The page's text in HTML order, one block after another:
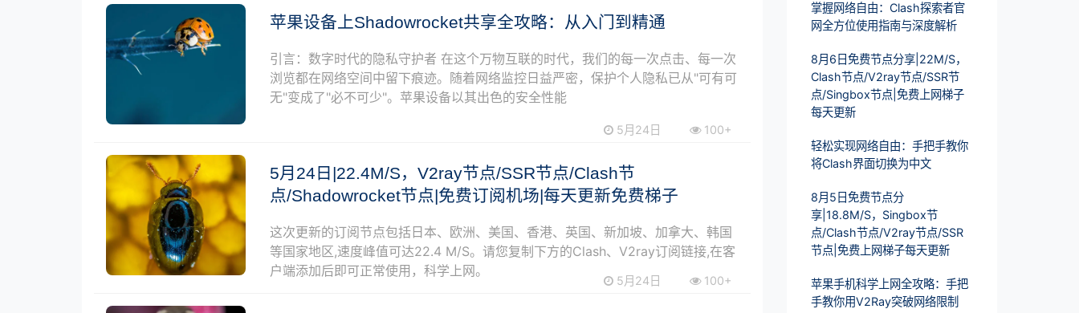
苹果设备上Shadowrocket共享全攻略：从入门到精通
引言：数字时代的隐私守护者 在这个万物互联的时代，我们的每一次点击、每一次
浏览都在网络空间中留下痕迹。随着网络监控日益严密，保护个人隐私已从"可有可
无"变成了"必不可少"。苹果设备以其出色的安全性能
5月24日 100+
5月24日|22.4M/S，V2ray节点/SSR节点/Clash节
点/Shadowrocket节点|免费订阅机场|每天更新免费梯子
这次更新的订阅节点包括日本、欧洲、美国、香港、英国、新加坡、加拿大、韩国
等国家地区,速度峰值可达22.4 M/S。请您复制下方的Clash、V2ray订阅链接,在客
户端添加后即可正常使用，科学上网。
5月24日 100+
掌握网络自由：Clash探索者官
网全方位使用指南与深度解析
8月6日免费节点分享|22M/S，
Clash节点/V2ray节点/SSR节
点/Singbox节点|免费上网梯子
每天更新
轻松实现网络自由：手把手教你
将Clash界面切换为中文
8月5日免费节点分
享|18.8M/S，Singbox节
点/Clash节点/V2ray节点/SSR
节点|免费上网梯子每天更新
苹果手机科学上网全攻略：手把
手教你用V2Ray突破网络限制